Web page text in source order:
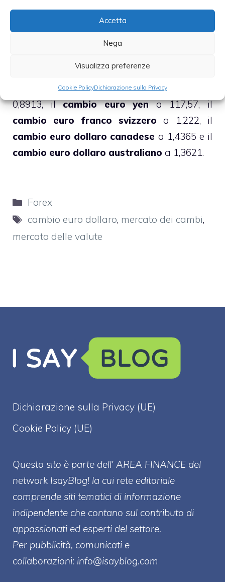
Accetta
Nega
Visualizza preferenze
Cookie PolicyDichiarazione sulla Privacy
di disoccupazione ha portato ilDollar Index
a 73,775, ossia in calo dello 0,01%, livello che
non si registrava dallo scorso 5 maggio.
Poco dopo le 9:00 ilcambio euro dollaro
attesta a 1,4648, ilcambio euro sterlina
0,8913, ilcambio euro yena 117,57, il
cambio euro franco svizzero a 1,222, il
cambio euro dollaro canadese a 1,4365 e il
cambio euro dollaro australiano a 1,3621.
Categorie
Forex
Tag
cambio euro dollaro, mercato dei cambi,
mercato delle valute
Dichiarazione sulla Privacy (UE)
Cookie Policy (UE)
Questo sito è parte dell' AREA FINANCE del
network IsayBlog! la cui rete editoriale
comprende siti tematici di informazione
indipendente che contano sul contributo di
appassionati ed esperti del settore.
Per pubblicità, comunicati e
collaborazioni: info@isayblog.com